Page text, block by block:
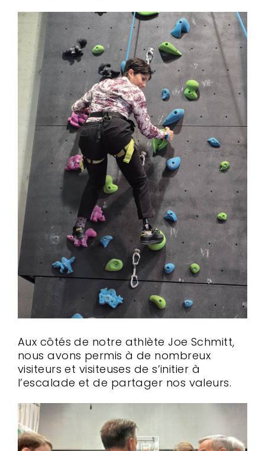
Aux côtés de notre athlète Joe Schmitt,
nous avons permis à de nombreux
visiteurs et visiteuses de s’initier à
l’escalade et de partager nos valeurs.